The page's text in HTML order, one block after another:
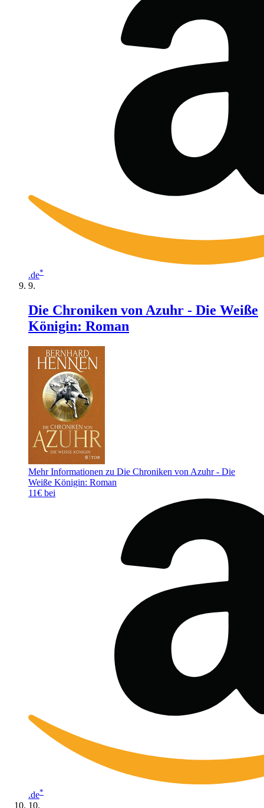
.de*
Die Chroniken von Azuhr - Die Weiße
Königin: Roman
Mehr Informationen zu Die Chroniken von Azuhr - Die
Weiße Königin: Roman
11€ bei
.de*